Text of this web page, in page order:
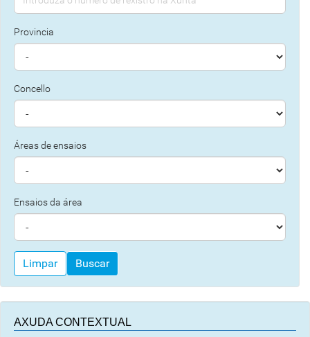
Provincia
Concello
Áreas de ensaios
Ensaios da área
Limpar Buscar
AXUDA CONTEXTUAL